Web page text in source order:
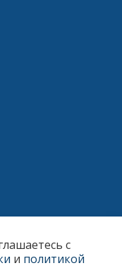
с
и политикой